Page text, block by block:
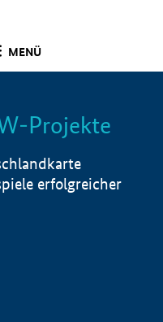
MENÜ
Info
Projekte
erfolgreicher